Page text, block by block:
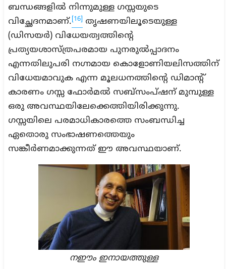
ബന്ധങ്ങളിൽ നിന്നുമുള്ള ഗസ്സയുടെ
വിച്ഛേദനമാണ്. [16]
തൃഷണയിലൂടെയുള്ള
(ഡിസയർ) വിധേയത്വത്തിന്റെ
പ്രത്യയശാസ്ത്രപരമായ പുനരുൽപ്പാദനം
എന്നതിലുപരി നഗ്നമായ കൊളോണിയലിസത്തിന്
വിധേയമാവുക എന്ന മൂലധനത്തിന്റെ ഡിമാന്റ്
കാരണം ഗസ്സ ഫോർമൽ സബ്സംപ്ഷന് മുമ്പുള്ള
ഒരു അവസ്ഥയിലേക്കെത്തിയിരിക്കുന്നു.
ഗസ്സയിലെ പരമാധികാരത്തെ സംബന്ധിച്ച
ഏതൊരു സംഭാഷണത്തെയും
സങ്കീർണമാക്കുന്നത് ഈ അവസ്ഥയാണ്.
നഈം ഇനായത്തുള്ള